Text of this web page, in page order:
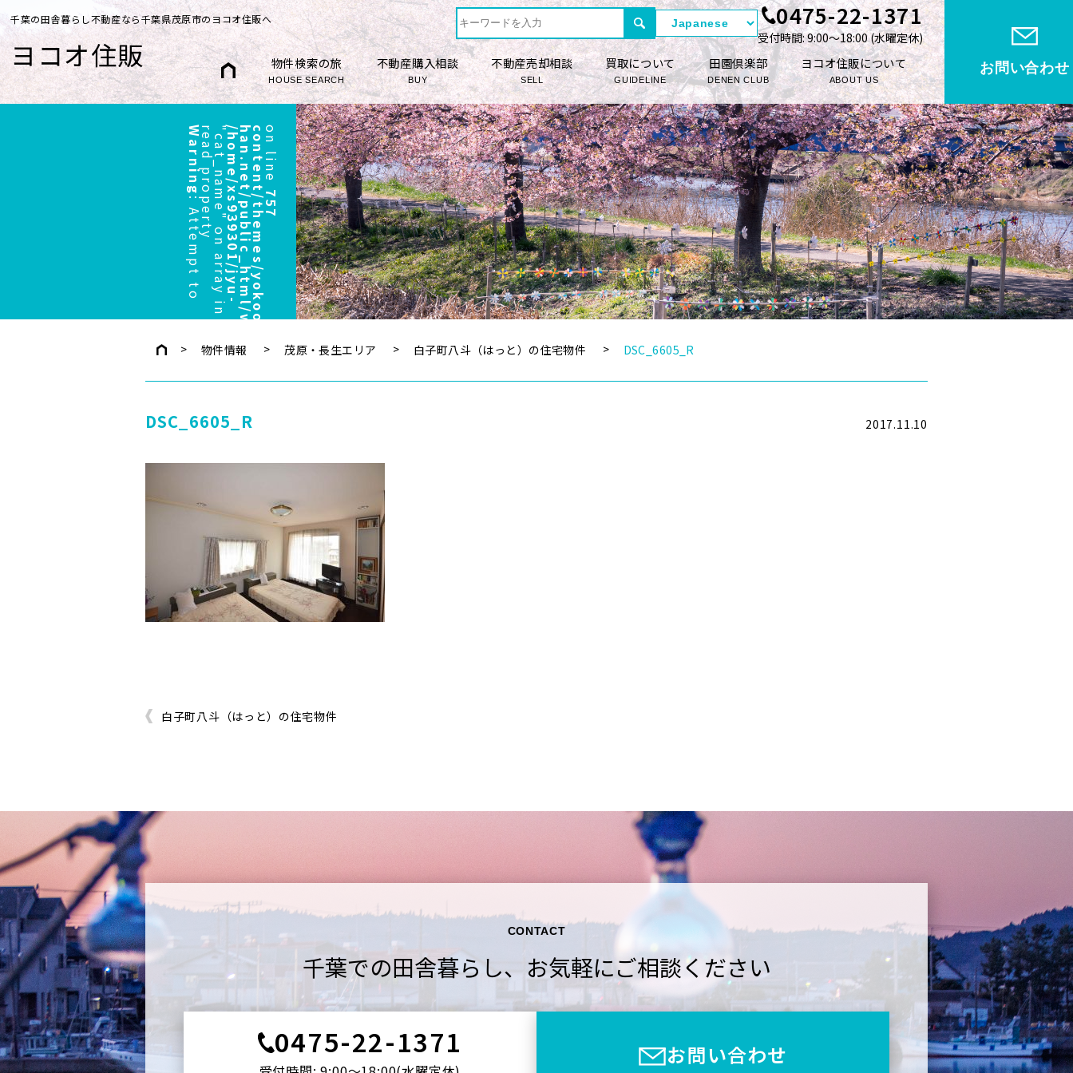
千葉の田舎暮らし不動産なら千葉県茂原市のヨコオ住販へ
ヨコオ住販
0475-22-1371
受付時間: 9:00〜18:00 (⽔曜定休)
物件検索の旅
HOUSE SEARCH
不動産購入相談
BUY
不動産売却相談
SELL
買取について
GUIDELINE
田園倶楽部
DENEN CLUB
ヨコオ住販について
ABOUT US
お問い合わせ
Warning
:
A
t
t
e
m
p
t
t
o
r
e
a
d
p
r
o
p
e
r
t
y
"
c
a
t
_
n
a
m
e
"
o
n
a
r
r
a
y
i
n/
h
o
m
e
/
x
s
9
3
9
3
0
1
/
j
y
u
-
h
a
n
.
n
e
t
/
p
u
b
l
i
c
_
h
t
m
l
/
w
p
/
w
p
-
c
o
n
t
e
n
t
/
t
h
e
m
e
s
/
y
o
k
o
o
/
h
e
a
d
e
r
.
p
hpon line
757
物件情報 茂原・長生エリア 白子町八斗（はっと）の住宅物件 DSC_6605_R
DSC_6605_R 2017.11.10
白子町八斗（はっと）の住宅物件
CONTACT
千葉での田舎暮らし、 お気軽にご相談ください
0475-22-1371 お問い合わせ